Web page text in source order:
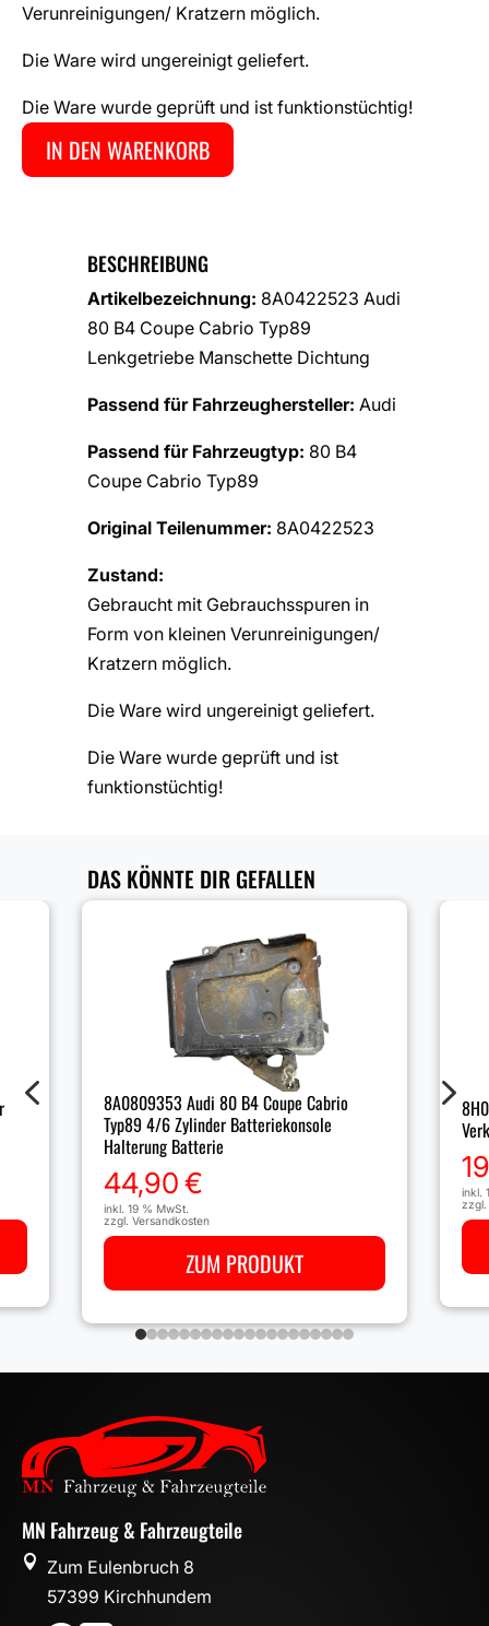
Verunreinigungen/ Kratzern möglich.
Die Ware wird ungereinigt geliefert.
Die Ware wurde geprüft und ist funktionstüchtig!
IN DEN WARENKORB
BESCHREIBUNG
Artikelbezeichnung: 8A0422523 Audi
80 B4 Coupe Cabrio Typ89
Lenkgetriebe Manschette Dichtung
Passend für Fahrzeughersteller: Audi
Passend für Fahrzeugtyp: 80 B4
Coupe Cabrio Typ89
Original Teilenummer: 8A0422523
Zustand:
Gebraucht mit Gebrauchsspuren in
Form von kleinen Verunreinigungen/
Kratzern möglich.
Die Ware wird ungereinigt geliefert.
Die Ware wurde geprüft und ist
funktionstüchtig!
DAS KÖNNTE DIR GEFALLEN
8A0809353 Audi 80 B4 Coupe Cabrio
Typ89 4/6 Zylinder Batteriekonsole
Halterung Batterie
44,90€
inkl. 19 % MwSt.
zzgl. Versandkosten
ZUM PRODUKT
inkl.
zzgl.
4 5
MN Fahrzeug & Fahrzeugteile

Zum Eulenbruch 8
57399 Kirchhundem